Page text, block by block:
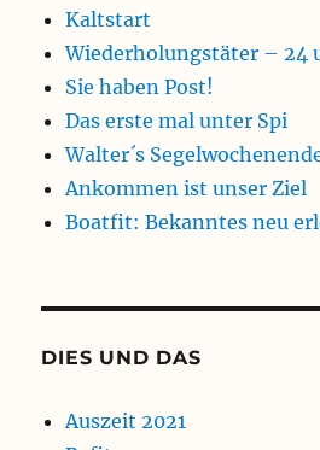
Kaltstart
Wiederholungstäter – 24
Sie haben Post!
Das erste mal unter Spi
Walter´s
Ankommen ist unser Ziel
Boatfit: Bekanntes neu
DIES UND DAS
Auszeit 2021